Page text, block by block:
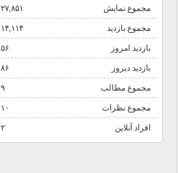
مجموع نمایش‌ ۲۷,۸۵۱
مجموع بازدید ۱۴,۱۱۴
بازدید امروز ۵۶
بازدید دیروز ۸۶
مجموع مطالب ۹
مجموع نظرات ۱۰
افراد آنلاین ۲